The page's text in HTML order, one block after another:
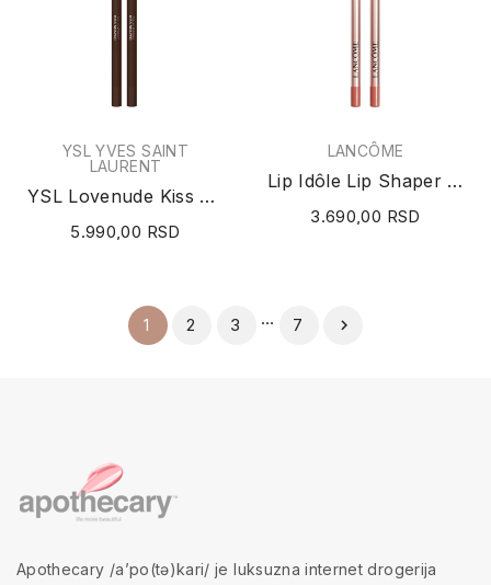
YSL YVES SAINT
LAURENT
YSL Lovenude Kiss Shaper Lip Liner (N°110...
5.990,00 RSD
LANCÔME
Lip Idôle Lip Shaper (N°21 Shade-Trowing Beige)...
3.690,00 RSD
1 2 3 … 7 
Apothecary /a’po(tə)kari/ je luksuzna internet drogerija